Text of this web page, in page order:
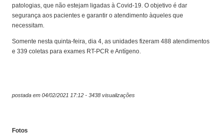
patologias, que não estejam ligadas à Covid-19. O objetivo é dar
segurança aos pacientes e garantir o atendimento àqueles que
necessitam.
Somente nesta quinta-feira, dia 4, as unidades fizeram 488 atendimentos
e 339 coletas para exames RT-PCR e Antígeno.
postada em 04/02/2021 17:12 - 3438 visualizações
Fotos